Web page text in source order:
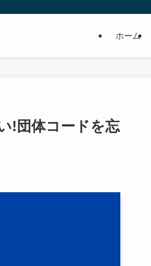
ホーム
!団体コードを忘